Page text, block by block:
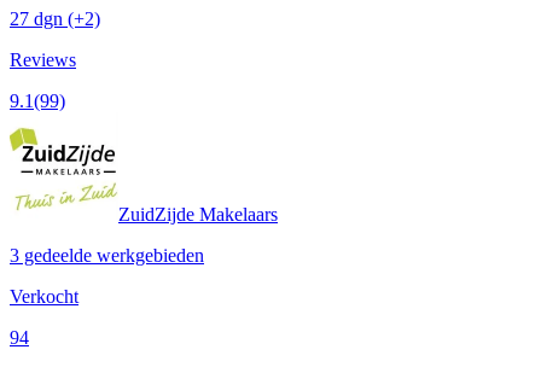
27 dgn (+2)
Reviews
9.1(99)
ZuidZijde Makelaars
3 gedeelde werkgebieden
Verkocht
94